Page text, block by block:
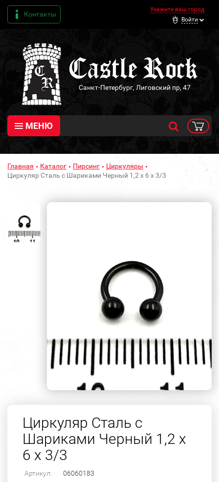
Контакты
Укажите ваш город
Войти
Санкт-Петербург, Лиговский пр, 47
МЕНЮ
Главная Каталог Пирсинг
Циркуляры
Циркуляр Сталь с Шариками Черный 1,2 х 6 х 3/3
Циркуляр Сталь с
Шариками Черный 1,2 х
6 х 3/3
Артикул: 06060183